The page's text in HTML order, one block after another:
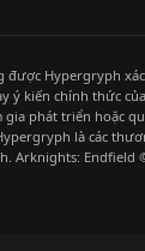
được Hypergryph
ý kiến chính thức
phát triển hoặc
là các
Arknights: Endfield